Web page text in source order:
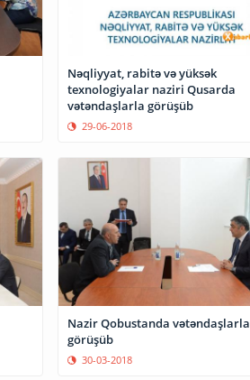
Nəqliyyat, rabitə və yüksək
texnologiyalar naziri Qusarda
vətəndaşlarla görüşüb
29-06-2018
Nazir Qobustanda vətəndaşlarla
görüşüb
30-03-2018